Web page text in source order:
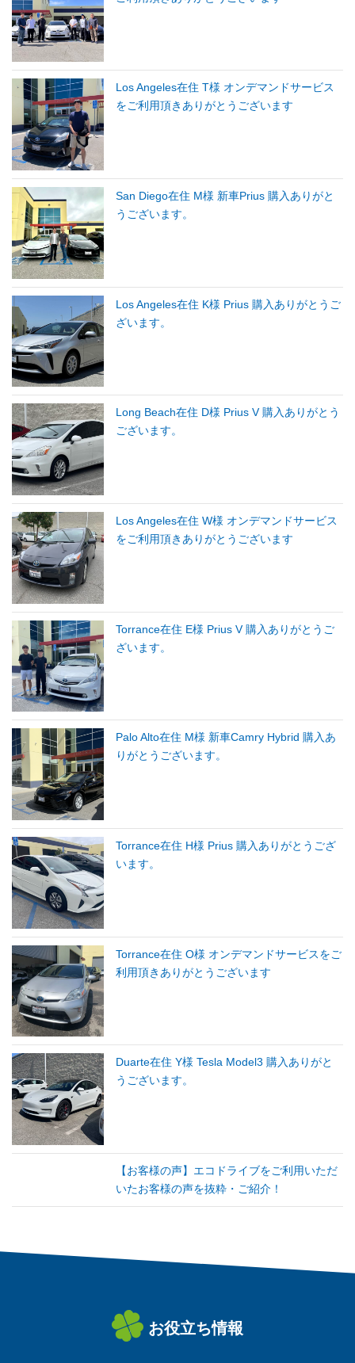
Los Angeles在住 T様 オンデマンドサービス
をご利用頂きありがとうございます
San Diego在住 M様 新車Prius 購入ありがと
うございます。
Los Angeles在住 K様 Prius 購入ありがとうご
ざいます。
Long Beach在住 D様 Prius V 購入ありがとう
ございます。
Los Angeles在住 W様 オンデマンドサービス
をご利用頂きありがとうございます
Torrance在住 E様 Prius V 購入ありがとうご
ざいます。
Palo Alto在住 M様 新車Camry Hybrid 購入あ
りがとうございます。
Torrance在住 H様 Prius 購入ありがとうござ
います。
Torrance在住 O様 オンデマンドサービスをご
利用頂きありがとうございます
Duarte在住 Y様 Tesla Model3 購入ありがと
うございます。
【お客様の声】エコドライブをご利用いただ
いたお客様の声を抜粋・ご紹介！
お役立ち情報